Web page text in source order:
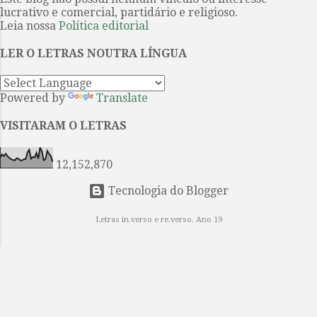
jornalismo da Baruch College, em
Nov...
culto. Um estremecimento
percorreu o infinito mundo das
encheram-se de lágrimas.
INTERMINÁVEL AMOR Parece-me
que te amei de inúmeras maneiras,
inúmeras vezes, Na vida após vida,
em eras após eras eternamente. O
voltou a fazer o colar das canções
Que tomaste como uma pre...
lucrativo e comercial, partidário e religioso.
Leia nossa Política editorial
LER O LETRAS NOUTRA LÍNGUA
Powered by Translate
VISITARAM O LETRAS
12,152,870
Tecnologia do Blogger
Letras in.verso e re.verso. Ano 19